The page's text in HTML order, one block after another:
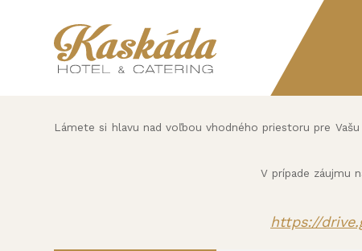
Lámete si hlavu nad voľbou vhodného priestoru pre
V prípade záujmu
https://